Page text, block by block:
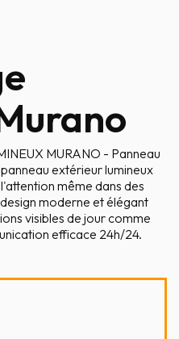
MURANO - Panneau
extérieur lumineux
même dans des
moderne et élégant
visibles de jour comme
efficace 24h/24.